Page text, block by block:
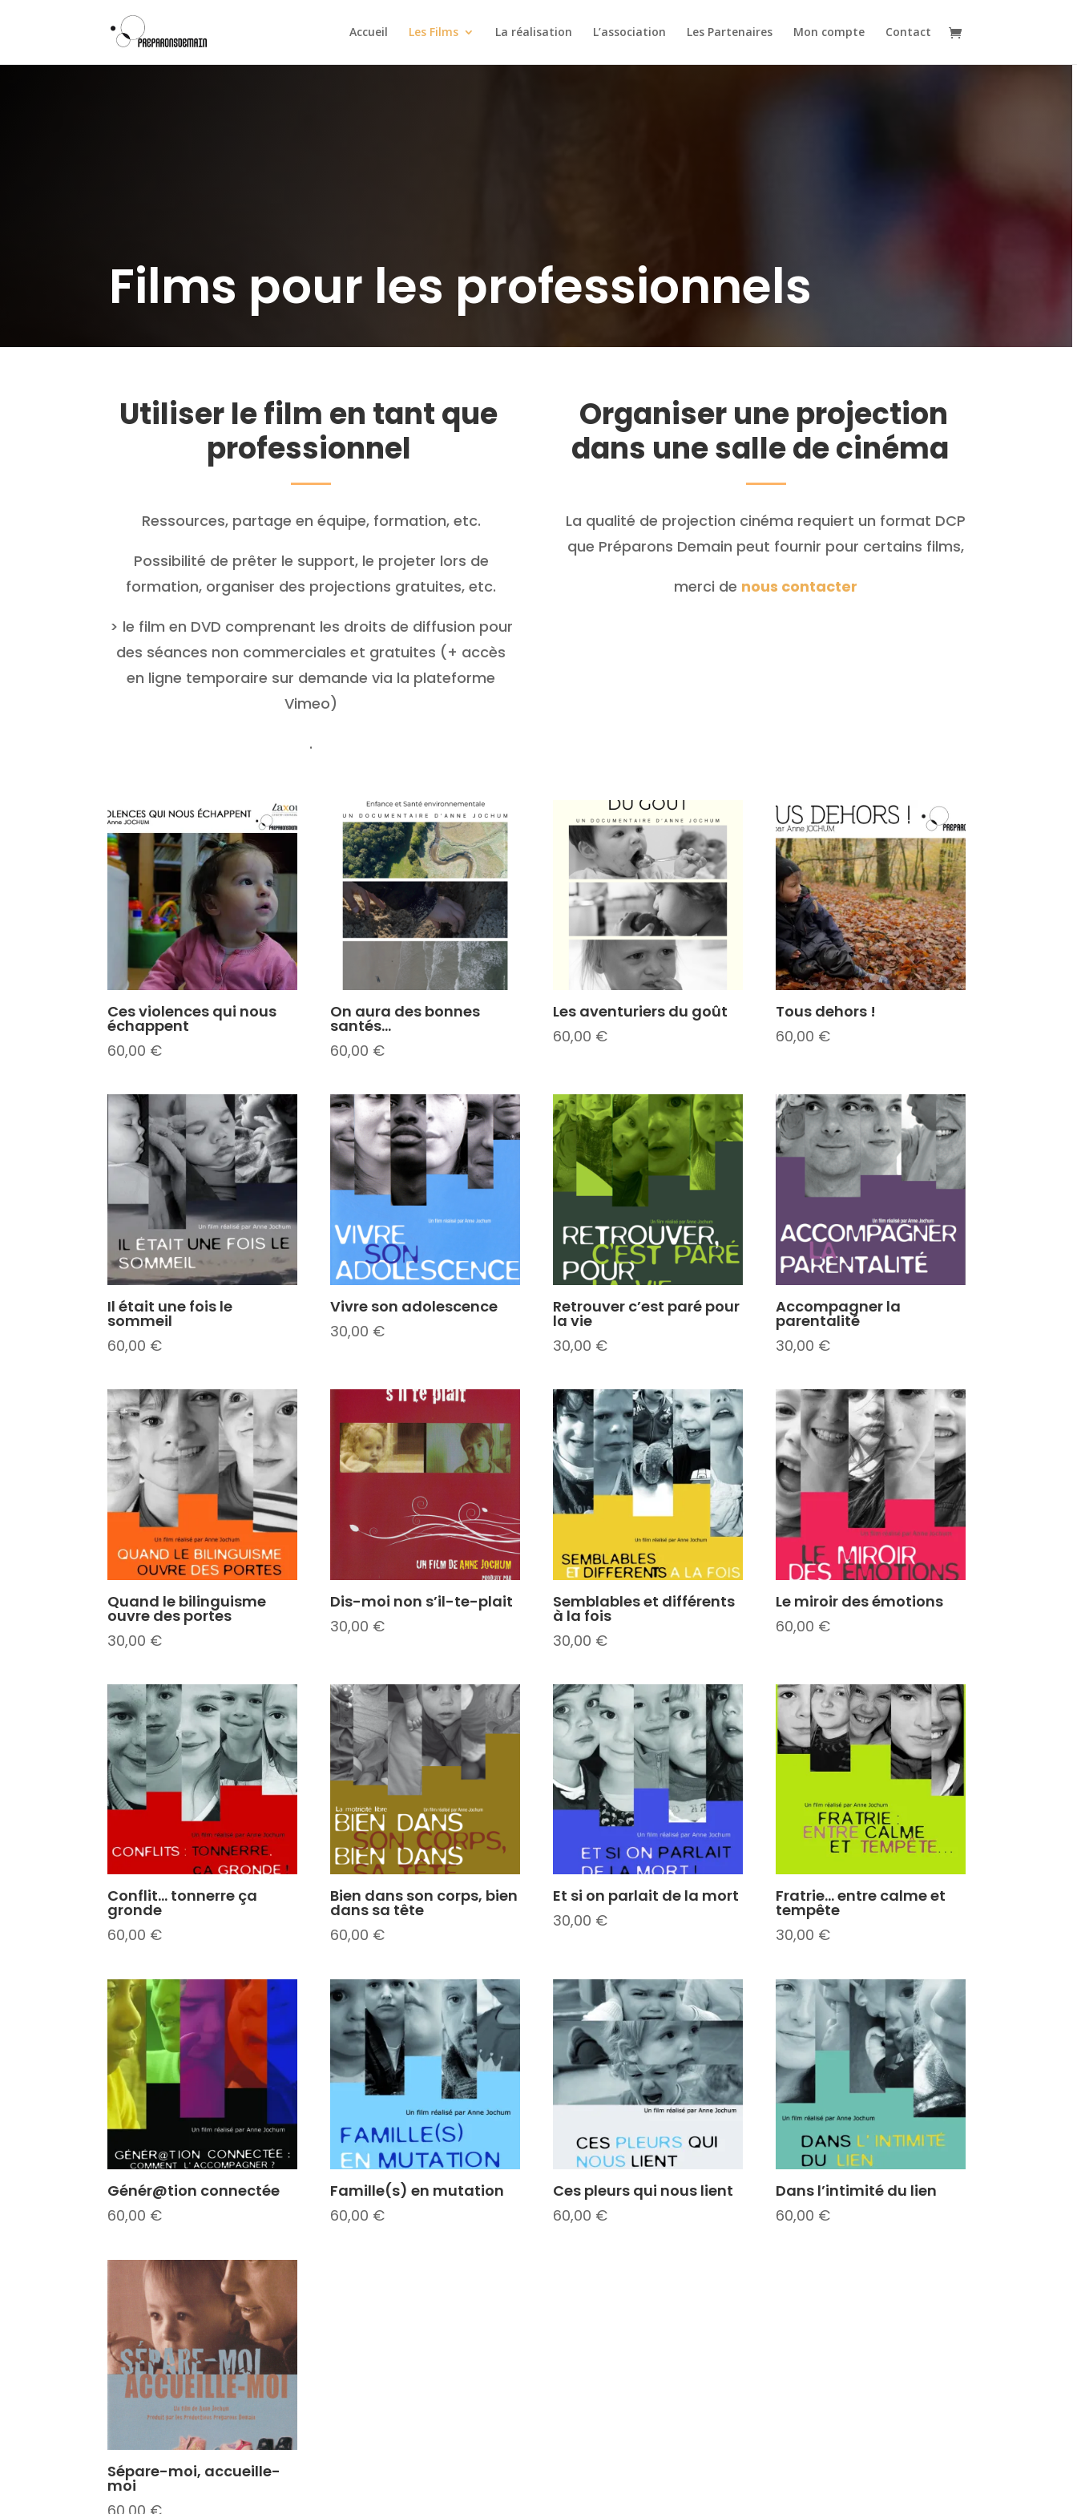
Accueil Les Films La réalisation L’association Les Partenaires Mon compte Contact
Films pour les professionnels
Utiliser le film en tant que
professionnel
Ressources, partage en équipe, formation, etc.
Possibilité de prêter le support, le projeter lors de
formation, organiser des projections gratuites, etc.
> le film en DVD comprenant les droits de diffusion pour
des séances non commerciales et gratuites (+ accès
en ligne temporaire sur demande via la plateforme
Vimeo)
.
Organiser une projection
dans une salle de cinéma
La qualité de projection cinéma requiert un format DCP
que Préparons Demain peut fournir pour certains films,
merci de nous contacter
Ces violences qui nous
échappent
60,00 €
On aura des bonnes
santés…
60,00 €
Les aventuriers du goût
60,00 €
Tous dehors !
60,00 €
Il était une fois le
sommeil
60,00 €
Vivre son adolescence
30,00 €
Retrouver c’est paré pour
la vie
30,00 €
Accompagner la
parentalité
30,00 €
Quand le bilinguisme
ouvre des portes
30,00 €
Dis-moi non s’il-te-plait
30,00 €
Semblables et différents
à la fois
30,00 €
Le miroir des émotions
60,00 €
Conflit… tonnerre ça
gronde
60,00 €
Bien dans son corps, bien
dans sa tête
60,00 €
Et si on parlait de la mort
30,00 €
Fratrie… entre calme et
tempête
30,00 €
Génér@tion connectée
60,00 €
Famille(s) en mutation
60,00 €
Ces pleurs qui nous lient
60,00 €
Dans l’intimité du lien
60,00 €
Sépare-moi, accueille-
moi